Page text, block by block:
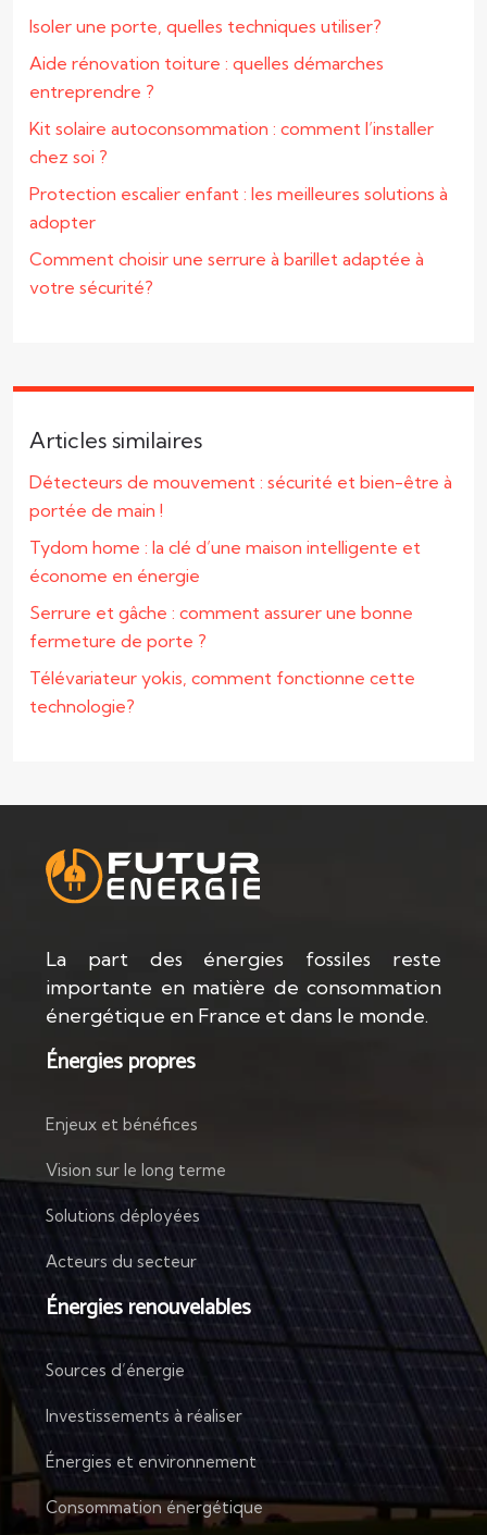
Isoler une porte, quelles techniques utiliser?
Aide rénovation toiture : quelles démarches
entreprendre ?
Kit solaire autoconsommation : comment l’installer
chez soi ?
Protection escalier enfant : les meilleures solutions à
adopter
Comment choisir une serrure à barillet adaptée à
votre sécurité?
Articles similaires
Détecteurs de mouvement : sécurité et bien-être à
portée de main !
Tydom home : la clé d’une maison intelligente et
économe en énergie
Serrure et gâche : comment assurer une bonne
fermeture de porte ?
Télévariateur yokis, comment fonctionne cette
technologie?
La part des énergies fossiles reste
importante en matière de consommation
énergétique en France et dans le monde.
Énergies propres
Enjeux et bénéfices
Vision sur le long terme
Solutions déployées
Acteurs du secteur
Énergies renouvelables
Sources d’énergie
Investissements à réaliser
Énergies et environnement
Consommation énergétique